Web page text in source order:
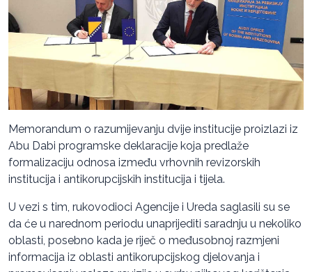
Memorandum o razumijevanju dvije institucije proizlazi iz
Abu Dabi programske deklaracije koja predlaže
formalizaciju odnosa između vrhovnih revizorskih
institucija i antikorupcijskih institucija i tijela.
U vezi s tim, rukovodioci Agencije i Ureda saglasili su se
da će u narednom periodu unaprijediti saradnju u nekoliko
oblasti, posebno kada je riječ o međusobnoj razmjeni
informacija iz oblasti antikorupcijskog djelovanja i